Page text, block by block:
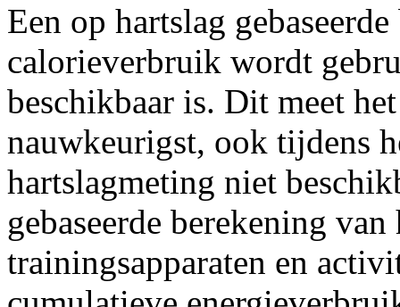
Een op hartslag
calorieverbruik wordt
beschikbaar is. Dit meet
nauwkeurigst, ook tijdens
hartslagmeting niet
gebaseerde berekening
trainingsapparaten en